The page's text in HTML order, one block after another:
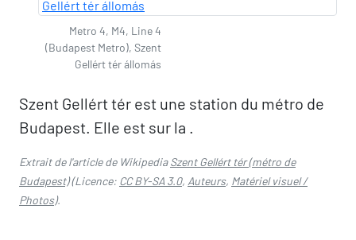
Metro 4, M4, Line 4
(Budapest Metro), Szent
Gellért tér állomás
Szent Gellért tér est une station du métro de
Budapest. Elle est sur la .
Extrait de l'article de WikipediaSzent Gellért tér (métro de
Budapest)(Licence: CC BY-SA 3.0, Auteurs, Matériel visuel /
Photos).